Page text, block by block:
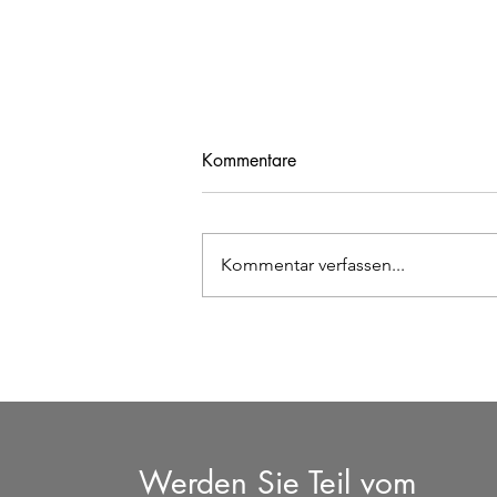
Kommentare
Kommentar verfassen...
Werden Sie Teil vom